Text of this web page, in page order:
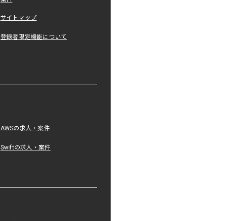
サイトマップ
登録者限定機能について
AWSの求人・案件
Swiftの求人・案件